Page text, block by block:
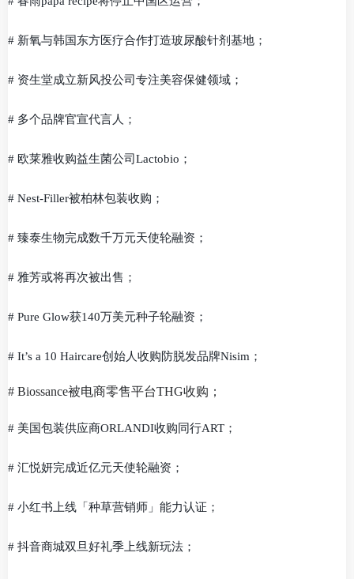
# 新氧与韩国东方医疗合作打造玻尿酸针剂基地；
# 资生堂成立新风投公司专注美容保健领域；
# 多个品牌官宣代言人；
# 欧莱雅收购益生菌公司Lactobio；
# Nest-Filler被柏林包装收购；
# 臻泰生物完成数千万元天使轮融资；
# 雅芳或将再次被出售；
# Pure Glow获140万美元种子轮融资；
# It’s a 10 Haircare创始人收购防脱发品牌Nisim；
# Biossance被电商零售平台THG收购；
# 美国包装供应商ORLANDI收购同行ART；
# 汇悦妍完成近亿元天使轮融资；
# 小红书上线「种草营销师」能力认证；
# 抖音商城双旦好礼季上线新玩法；